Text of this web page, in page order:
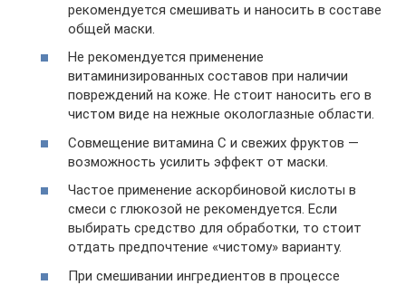
рекомендуется смешивать и наносить в составе
общей маски.
Не рекомендуется применение
витаминизированных составов при наличии
повреждений на коже. Не стоит наносить его в
чистом виде на нежные окологлазные области.
Совмещение витамина С и свежих фруктов —
возможность усилить эффект от маски.
Частое применение аскорбиновой кислоты в
смеси с глюкозой не рекомендуется. Если
выбирать средство для обработки, то стоит
отдать предпочтение «чистому» варианту.
При смешивании ингредиентов в процессе